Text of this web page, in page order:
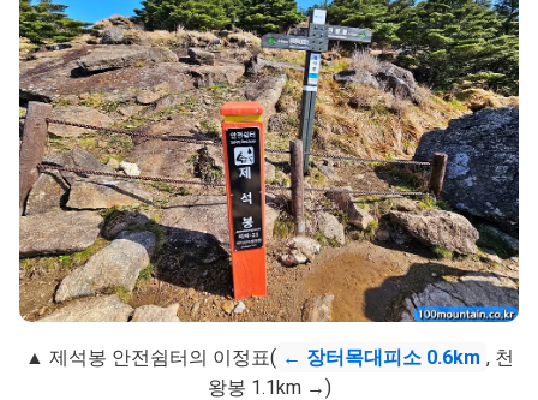
▲ 제석봉 안전쉼터의 이정표( ← 장터목대피소 0.6km , 천
왕봉 1.1km →)